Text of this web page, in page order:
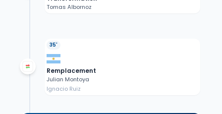
Tomas Albornoz
35'
Remplacement
Julian Montoya
Ignacio Ruiz